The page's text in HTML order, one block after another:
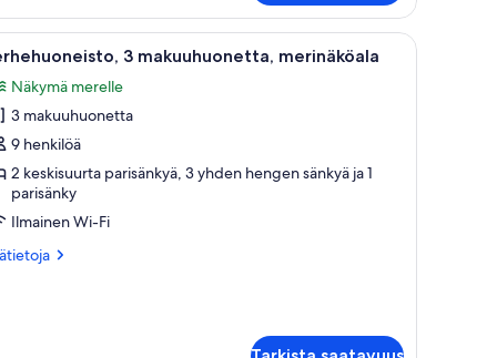
ikkunoista.sohva, pyöreä ruokapöytä tuoleineen ja maljakko kukkineen.
Moderni olohuone, jossa on valkoinen
8 3 makuuhuonetta, merinäköala
Näkymä merelle
3 makuuhuonetta
9 henkilöä
2 keskisuurta parisänkyä, 3 yhden hengen sänkyä ja 1
parisänky
Ilmainen Wi-Fi